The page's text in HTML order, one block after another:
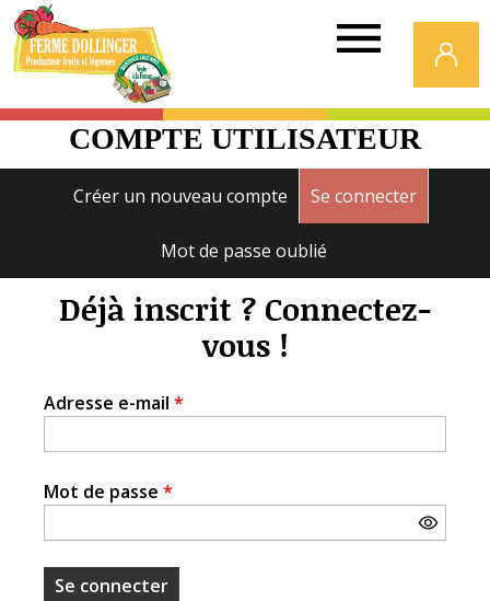
COMPTE UTILISATEUR
Onglets
principaux
Créer un nouveau compte Se connecter(onglet
Mot de passe oublié
Déjà inscrit ? Connectez-
vous !
Adresse e-mail *
Mot de passe *